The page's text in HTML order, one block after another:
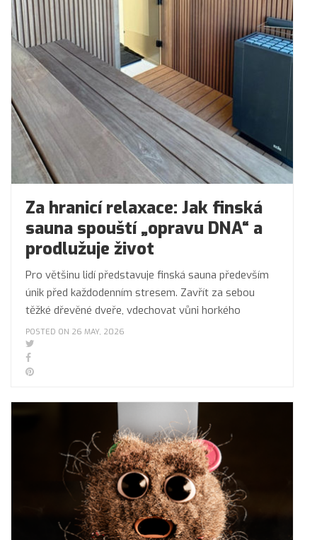
Za hranicí relaxace: Jak finská
sauna spouští „opravu DNA“ a
prodlužuje život
Pro většinu lidí představuje finská sauna především
únik před každodenním stresem. Zavřít za sebou
těžké dřevěné dveře, vdechovat vůni horkého
POSTED ON 26 MAY, 2026